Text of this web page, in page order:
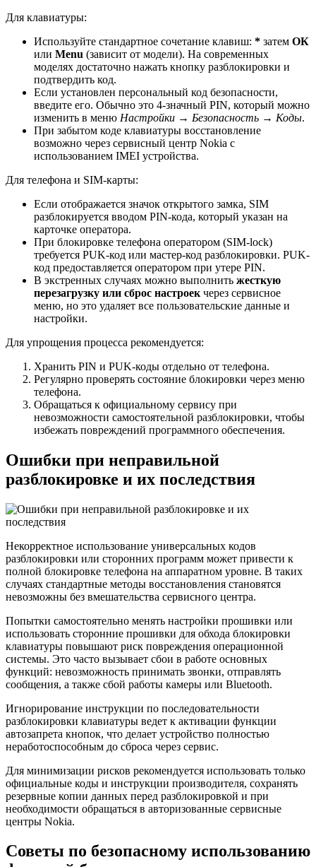
Для клавиатуры:
Используйте стандартное сочетание клавиш: * затем ОК
или Menu (зависит от модели). На современных
моделях достаточно нажать кнопку разблокировки и
подтвердить код.
Если установлен персональный код безопасности,
введите его. Обычно это 4-значный PIN, который можно
изменить в меню Настройки → Безопасность → Коды.
При забытом коде клавиатуры восстановление
возможно через сервисный центр Nokia с
использованием IMEI устройства.
Для телефона и SIM-карты:
Если отображается значок открытого замка, SIM
разблокируется вводом PIN-кода, который указан на
карточке оператора.
При блокировке телефона оператором (SIM-lock)
требуется PUK-код или мастер-код разблокировки. PUK-
код предоставляется оператором при утере PIN.
В экстренных случаях можно выполнить жесткую
перезагрузку или сброс настроек через сервисное
меню, но это удаляет все пользовательские данные и
настройки.
Для упрощения процесса рекомендуется:
Хранить PIN и PUK-коды отдельно от телефона.
Регулярно проверять состояние блокировки через меню
телефона.
Обращаться к официальному сервису при
невозможности самостоятельной разблокировки, чтобы
избежать повреждений программного обеспечения.
Ошибки при неправильной
разблокировке и их последствия
Некорректное использование универсальных кодов
разблокировки или сторонних программ может привести к
полной блокировке телефона на аппаратном уровне. В таких
случаях стандартные методы восстановления становятся
невозможны без вмешательства сервисного центра.
Попытки самостоятельно менять настройки прошивки или
использовать сторонние прошивки для обхода блокировки
клавиатуры повышают риск повреждения операционной
системы. Это часто вызывает сбои в работе основных
функций: невозможность принимать звонки, отправлять
сообщения, а также сбой работы камеры или Bluetooth.
Игнорирование инструкции по последовательности
разблокировки клавиатуры ведет к активации функции
автозапрета кнопок, что делает устройство полностью
неработоспособным до сброса через сервис.
Для минимизации рисков рекомендуется использовать только
официальные коды и инструкции производителя, сохранять
резервные копии данных перед разблокировкой и при
необходимости обращаться в авторизованные сервисные
центры Nokia.
Советы по безопасному использованию